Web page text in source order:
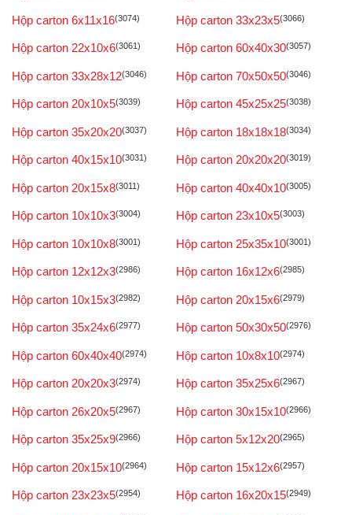
Hộp carton 6x11x16(3074) Hộp carton 33x23x5(3066)
Hộp carton 22x10x6(3061) Hộp carton 60x40x30(3057)
Hộp carton 33x28x12(3046) Hộp carton 70x50x50(3046)
Hộp carton 20x10x5(3039) Hộp carton 45x25x25(3038)
Hộp carton 35x20x20(3037) Hộp carton 18x18x18(3034)
Hộp carton 40x15x10(3031) Hộp carton 20x20x20(3019)
Hộp carton 20x15x8(3011) Hộp carton 40x40x10(3005)
Hộp carton 10x10x3(3004) Hộp carton 23x10x5(3003)
Hộp carton 10x10x8(3001) Hộp carton 25x35x10(3001)
Hộp carton 12x12x3(2986) Hộp carton 16x12x6(2985)
Hộp carton 10x15x3(2982) Hộp carton 20x15x6(2979)
Hộp carton 35x24x6(2977) Hộp carton 50x30x50(2976)
Hộp carton 60x40x40(2974) Hộp carton 10x8x10(2974)
Hộp carton 20x20x3(2974) Hộp carton 35x25x6(2967)
Hộp carton 26x20x5(2967) Hộp carton 30x15x10(2966)
Hộp carton 35x25x9(2966) Hộp carton 5x12x20(2965)
Hộp carton 20x15x10(2964) Hộp carton 15x12x6(2957)
Hộp carton 23x23x5(2954) Hộp carton 16x20x15(2949)